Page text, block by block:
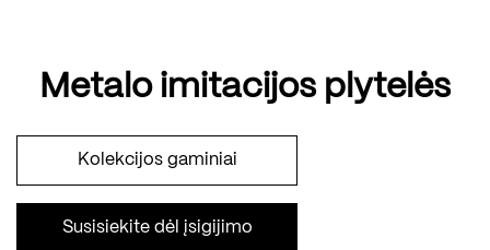
Metalo imitacijos plytelės
Kolekcijos gaminiai
Susisiekite dėl įsigijimo